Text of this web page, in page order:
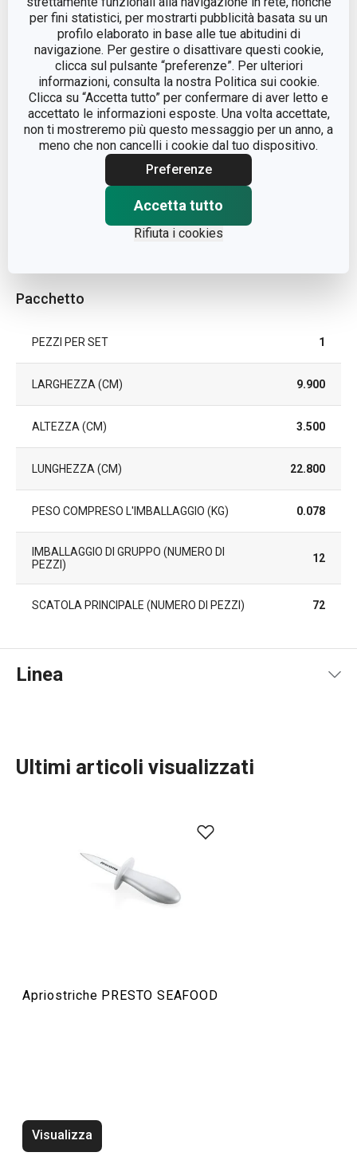
per fini statistici, per mostrarti pubblicità basata su un
profilo elaborato in base alle tue abitudini di
navigazione. Per gestire o disattivare questi cookie,
clicca sul pulsante “preferenze”. Per ulteriori
informazioni, consulta la nostra Politica sui cookie.
Clicca su “Accetta tutto” per confermare di aver letto e
accettato le informazioni esposte. Una volta accettate,
non ti mostreremo più questo messaggio per un anno, a
meno che non cancelli i cookie dal tuo dispositivo.
Preferenze
Accetta tutto
Rifiuta i cookies
inossidabile
TIPO coltello
COLORE Bianco
LAVAGGIO IN
LAVASTOVIGLIE
8595028475074
DURATA DELLA GARANZIA
Pacchetto
PEZZI PER SET 1
LARGHEZZA (CM) 9.900
ALTEZZA (CM) 3.500
LUNGHEZZA (CM) 22.800
PESO COMPRESO L'IMBALLAGGIO (KG) 0.078
IMBALLAGGIO DI GRUPPO (NUMERO DI
PEZZI)
12
SCATOLA PRINCIPALE (NUMERO DI PEZZI) 72
Linea
Preparazione degli alimenti
SEAFOOD
Ultimi articoli visualizzati
Apriostriche PRESTO SEAFOOD
Visualizza